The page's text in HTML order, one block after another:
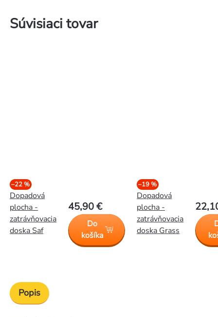
Súvisiaci tovar
–22 %
Dopadová
plocha -
zatrávňovacia
doska Saf
45,90 €
Do
košíka
–19 %
Dopadová
plocha -
zatrávňovacia
doska Grass
Popis